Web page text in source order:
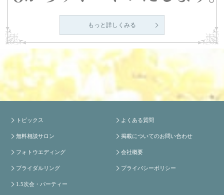
もっと詳しくみる
トピックス
無料相談サロン
フォトウエディング
ブライダルリング
1.5次会・パーティー
よくある質問
掲載についてのお問い合わせ
会社概要
プライバシーポリシー